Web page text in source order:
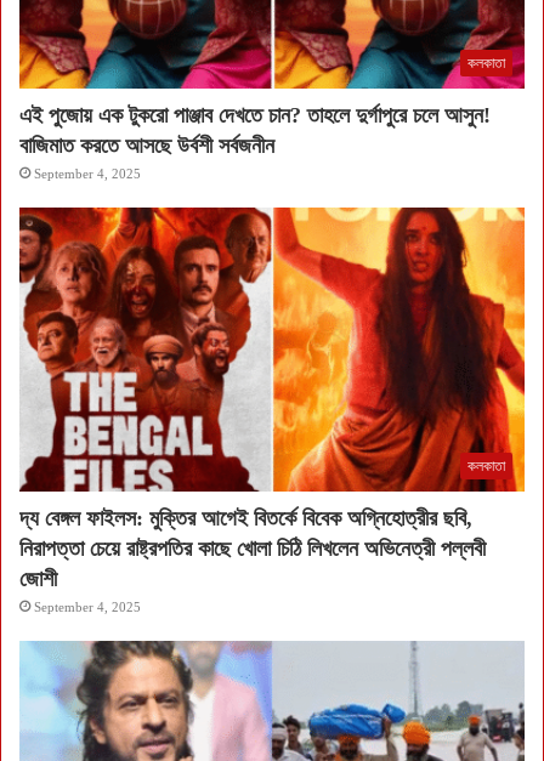
কলকাতা
এই পুজোয় এক টুকরো পাঞ্জাব দেখতে চান? তাহলে দুর্গাপুরে চলে আসুন!
বাজিমাত করতে আসছে উর্বশী সর্বজনীন
September 4, 2025
কলকাতা
দ্য বেঙ্গল ফাইলস: মুক্তির আগেই বিতর্কে বিবেক অগ্নিহোত্রীর ছবি,
নিরাপত্তা চেয়ে রাষ্ট্রপতির কাছে খোলা চিঠি লিখলেন অভিনেত্রী পল্লবী
জোশী
September 4, 2025